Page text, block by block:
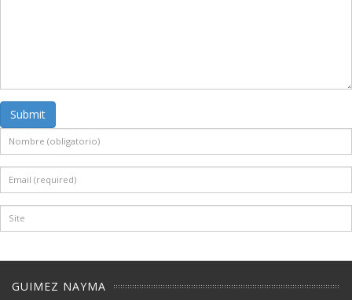
Submit
GUIMEZ NAYMA